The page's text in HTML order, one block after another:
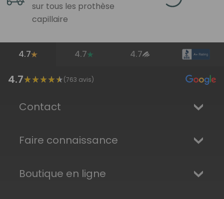
sur tous les prothèse
capillaire
4.7 4.7 4.7
4.7 (763 avis)
Contact
Faire connaissance
Boutique en ligne